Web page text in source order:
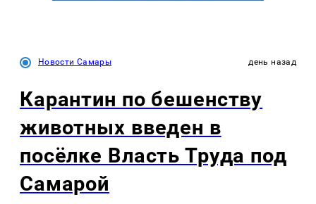
Новости Самары день назад
Карантин по бешенству
животных введен в
посёлке Власть Труда под
Самарой